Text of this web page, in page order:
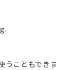
うこともできま